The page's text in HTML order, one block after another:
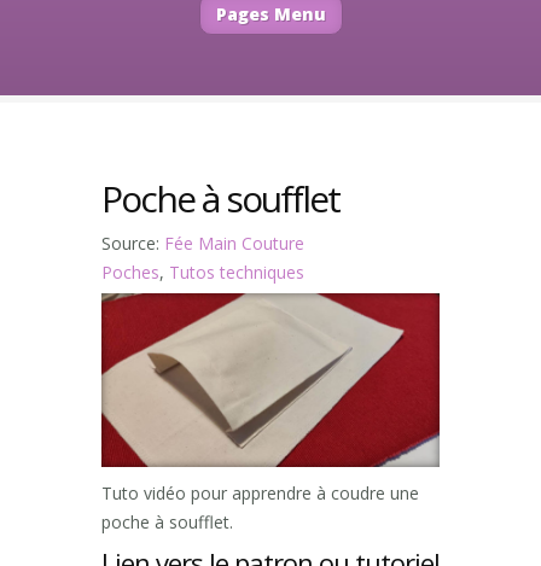
Pages Menu
Poche à soufflet
Source: Fée Main Couture
Poches, Tutos techniques
Tuto vidéo pour apprendre à coudre une
poche à soufflet.